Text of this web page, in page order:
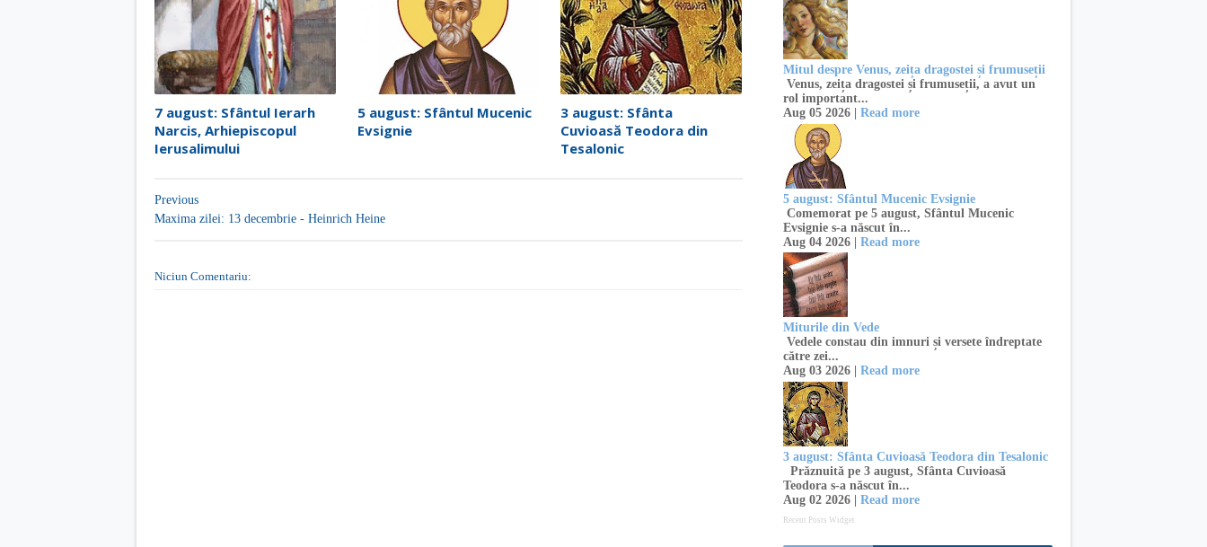
7 august: Sfântul Ierarh
Narcis, Arhiepiscopul
Ierusalimului
5 august: Sfântul Mucenic
Evsignie
3 august: Sfânta
Cuvioasă Teodora din
Tesalonic
Previous
Maxima zilei: 13 decembrie - Heinrich Heine
Niciun Comentariu:
Mitul despre Venus, zeița dragostei și frumuseții
Venus, zeița dragostei și frumuseții, a avut un
rol important...
Aug 05 2026 | Read more
5 august: Sfântul Mucenic Evsignie
Comemorat pe 5 august, Sfântul Mucenic
Evsignie s-a născut în...
Aug 04 2026 | Read more
Miturile din Vede
Vedele constau din imnuri și versete îndreptate
către zei...
Aug 03 2026 | Read more
3 august: Sfânta Cuvioasă Teodora din Tesalonic
Prăznuită pe 3 august, Sfânta Cuvioasă
Teodora s-a născut în...
Aug 02 2026 | Read more
Recent Posts Widget